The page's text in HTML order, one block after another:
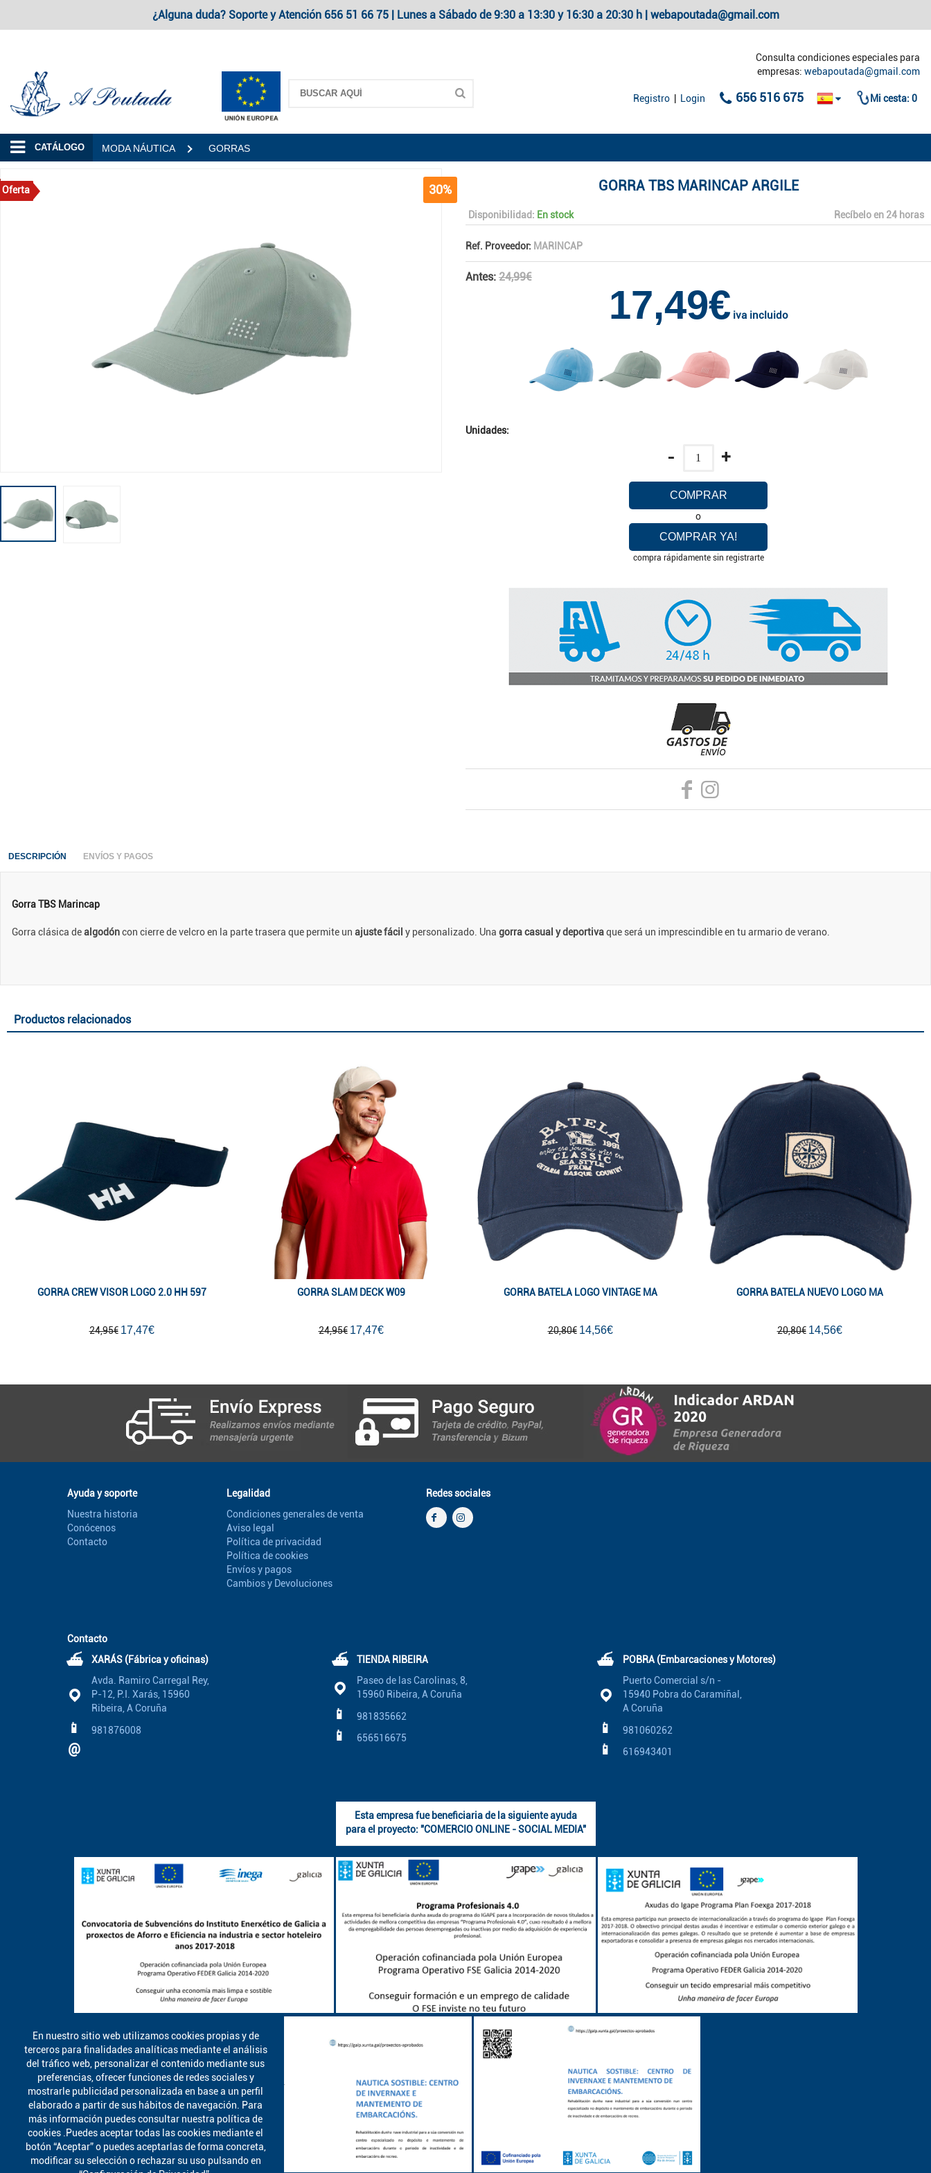
¿Alguna duda? Soporte y Atención 656 51 66 75 | Lunes a Sábado de 9:30 a 13:30 y 16:30 a 20:30 h | webapoutada@gmail.com
Consulta condiciones especiales para
empresas: webapoutada@gmail.com
Registro Login 656 516 675 Mi cesta: 0
CATÁLOGO MODA NÁUTICA GORRAS
Oferta 30% GORRA TBS MARINCAP ARGILE
Disponibilidad: En stock Recíbelo en 24 horas
Ref. Proveedor: MARINCAP
Antes: 24,99€
17,49€ iva incluido
Unidades:
- +
COMPRAR
o
COMPRAR YA!
compra rápidamente sin registrarte
DESCRIPCIÓN ENVÍOS Y PAGOS
Gorra TBS Marincap
Gorra clásica dealgodóncon cierre de velcro en la parte trasera que permite un ajuste fácil y personalizado. Una gorra casual y deportivaque será un imprescindible en tu armario de verano.
Productos relacionados
GORRA CREW VISOR LOGO 2.0 HH 597
24,95€ 17,47€
GORRA SLAM DECK W09
24,95€ 17,47€
GORRA BATELA LOGO VINTAGE MA
20,80€ 14,56€
GORRA BATELA NUEVO LOGO MA
20,80€ 14,56€
En nuestro sitio web utilizamos cookies propias y de
terceros para finalidades analíticas mediante el análisis
del tráfico web, personalizar el contenido mediante sus
preferencias, ofrecer funciones de redes sociales y
mostrarle publicidad personalizada en base a un perfil
elaborado a partir de sus hábitos de navegación. Para
más información puedes consultar nuestra política de
cookies .Puedes aceptar todas las cookies mediante el
botón “Aceptar” o puedes aceptarlas de forma concreta,
modificar su selección o rechazar su uso pulsando en
Ayuda y soporte
Nuestra historia
Conócenos
Contacto
Legalidad
Condiciones generales de venta
Aviso legal
Política de privacidad
Política de cookies
Envíos y pagos
Cambios y Devoluciones
Redes sociales
Contacto
⛴
XARÁS (Fábrica y oficinas)
Avda. Ramiro Carregal Rey,
P-12, P.I. Xarás, 15960
Ribeira, A Coruña
📱 981876008
@
⛴
TIENDA RIBEIRA
Paseo de las Carolinas, 8,
15960 Ribeira, A Coruña
📱 981835662
📱 656516675
⛴
POBRA (Embarcaciones y Motores)
Puerto Comercial s/n -
15940 Pobra do Caramiñal,
A Coruña
📱 981060262
📱 616943401
Esta empresa fue beneficiaria de la siguiente ayuda
para el proyecto: "COMERCIO ONLINE - SOCIAL MEDIA"